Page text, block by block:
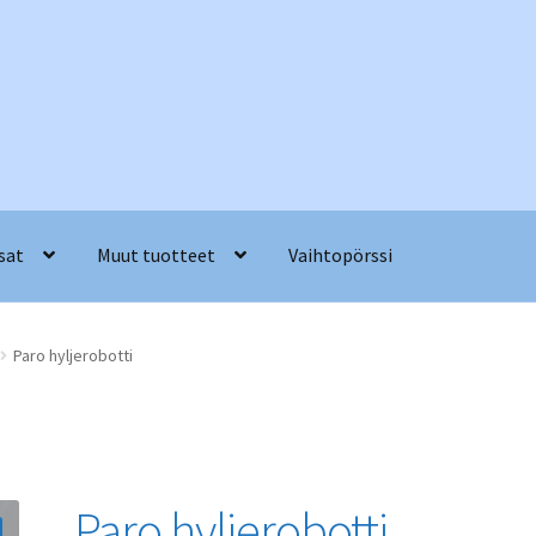
Muut tuotteet Vaihtopörssi
Paro hyljerobotti